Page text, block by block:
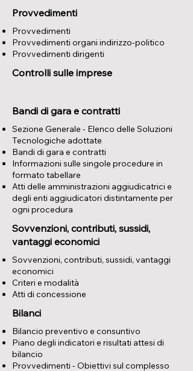
Provvedimenti
Provvedimenti
Provvedimenti organi indirizzo-politico
Provvedimenti dirigenti
Controlli sulle imprese
Bandi di gara e contratti
Sezione Generale - Elenco delle Soluzioni
Tecnologiche adottate
Bandi di gara e contratti
Informazioni sulle singole procedure in
formato tabellare
Atti delle amministrazioni aggiudicatrici e
degli enti aggiudicatori distintamente per
ogni procedura
Sovvenzioni, contributi, sussidi,
vantaggi economici
​Sovvenzioni, contributi, sussidi, vantaggi
economici
Criteri e modalità
Atti di concessione
Bilanci
Bilancio preventivo e consuntivo
Piano degli indicatori e risultati attesi di
bilancio
Provvedimenti - Obiettivi sul complesso